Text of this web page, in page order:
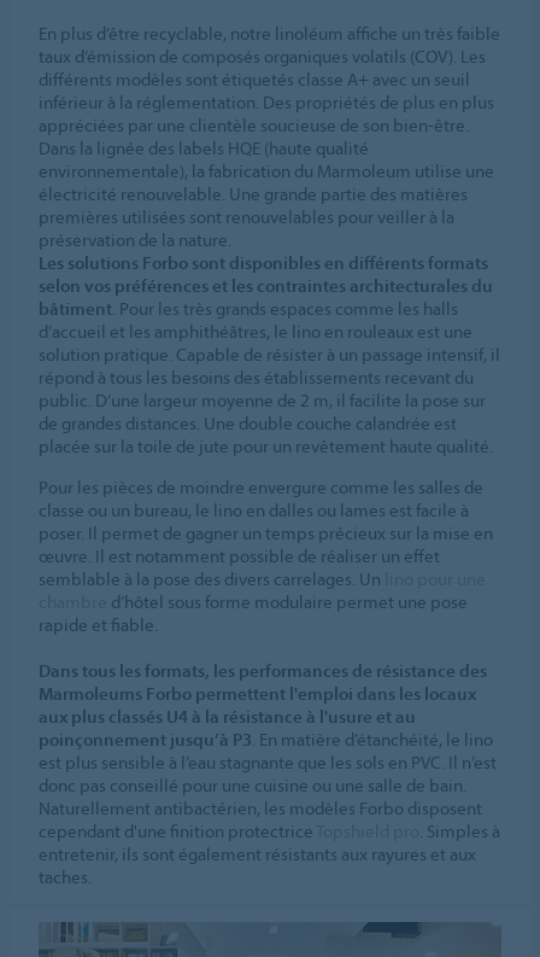
En plus d’être recyclable, notre linoléum affiche un très faible
taux d’émission de composés organiques volatils (COV). Les
différents modèles sont étiquetés classe A+ avec un seuil
inférieur à la réglementation. Des propriétés de plus en plus
appréciées par une clientèle soucieuse de son bien-être.
Dans la lignée des labels HQE (haute qualité
environnementale), la fabrication du Marmoleum utilise une
électricité renouvelable. Une grande partie des matières
premières utilisées sont renouvelables pour veiller à la
préservation de la nature.
Les solutions Forbo sont disponibles en différents formats
selon vos préférences et les contraintes architecturales du
bâtiment . Pour les très grands espaces comme les halls
d’accueil et les amphithéâtres, le lino en rouleaux est une
solution pratique. Capable de résister à un passage intensif, il
répond à tous les besoins des établissements recevant du
public. D’une largeur moyenne de 2 m, il facilite la pose sur
de grandes distances. Une double couche calandrée est
placée sur la toile de jute pour un revêtement haute qualité.
Pour les pièces de moindre envergure comme les salles de
classe ou un bureau, le lino en dalles ou lames est facile à
poser. Il permet de gagner un temps précieux sur la mise en
œuvre. Il est notamment possible de réaliser un effet
semblable à la pose des divers carrelages. Un
d’hôtel sous forme modulaire permet une pose
rapide et fiable.
Dans tous les formats, les performances de résistance des
Marmoleums Forbo permettent l'emploi dans les locaux
aux plus classés U4 à la résistance à l'usure et au
poinçonnement jusqu’à P3 . En matière d’étanchéité, le lino
est plus sensible à l’eau stagnante que les sols en PVC. Il n’est
donc pas conseillé pour une cuisine ou une salle de bain.
Naturellement antibactérien, les modèles Forbo disposent
cependant d'une finition protectrice
. Simples à
entretenir, ils sont également résistants aux rayures et aux
taches.